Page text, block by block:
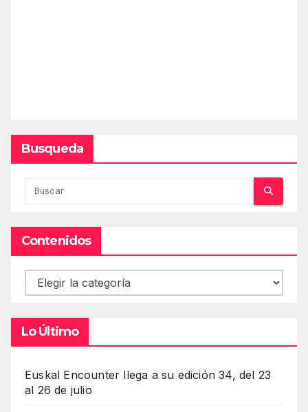
Busqueda
Contenidos
Contenidos
Lo Último
Euskal Encounter llega a su edición 34, del 23
al 26 de julio